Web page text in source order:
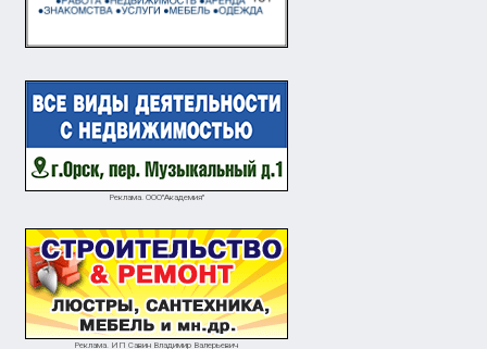
Реклама. ООО"Академия"
Реклама. ИП Савин Владимир Валерьевич